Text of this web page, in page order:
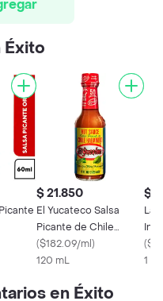
Éxito
$ 21.850
El Yucateco Salsa
Picante de Chile
Habanero
($182.09/ml)
120 mL
$
La
(
1 x
en Éxito